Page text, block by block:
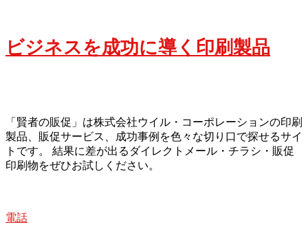
ビジネスを成功に導く印刷製品
「賢者の販促」は株式会社ウイル・コーポレーションの印刷
製品、販促サービス、成功事例を色々な切り口で探せるサイ
トです。 結果に差が出るダイレクトメール・チラシ・販促
印刷物をぜひお試しください。
電話